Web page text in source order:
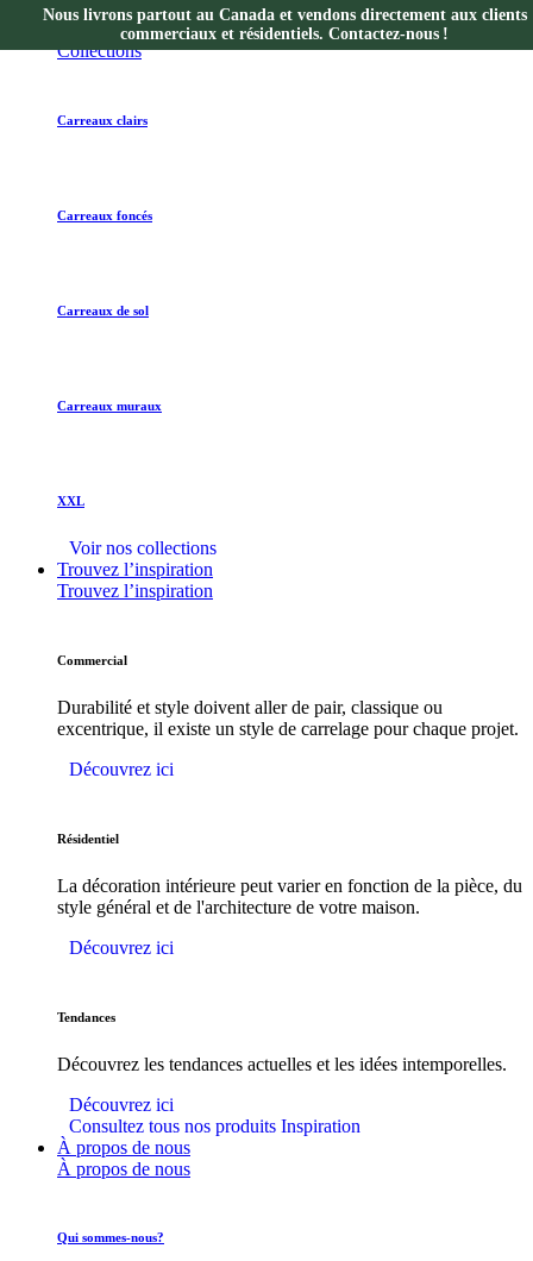
Nous livrons partout au Canada et vendons directement aux clients
commerciaux et résidentiels. Contactez-nous !
Collections
Collections
Carreaux clairs
Carreaux foncés
Carreaux de sol
Carreaux muraux
XXL
Voir nos collections
Trouvez l’inspiration
Trouvez l’inspiration
Commercial
Durabilité et style doivent aller de pair, classique ou
excentrique, il existe un style de carrelage pour chaque projet.
Découvrez ici
Résidentiel
La décoration intérieure peut varier en fonction de la pièce, du
style général et de l'architecture de votre maison.
Découvrez ici
Tendances
Découvrez les tendances actuelles et les idées intemporelles.
Découvrez ici
Consultez tous nos produits Inspiration
À propos de nous
À propos de nous
Qui sommes-nous?